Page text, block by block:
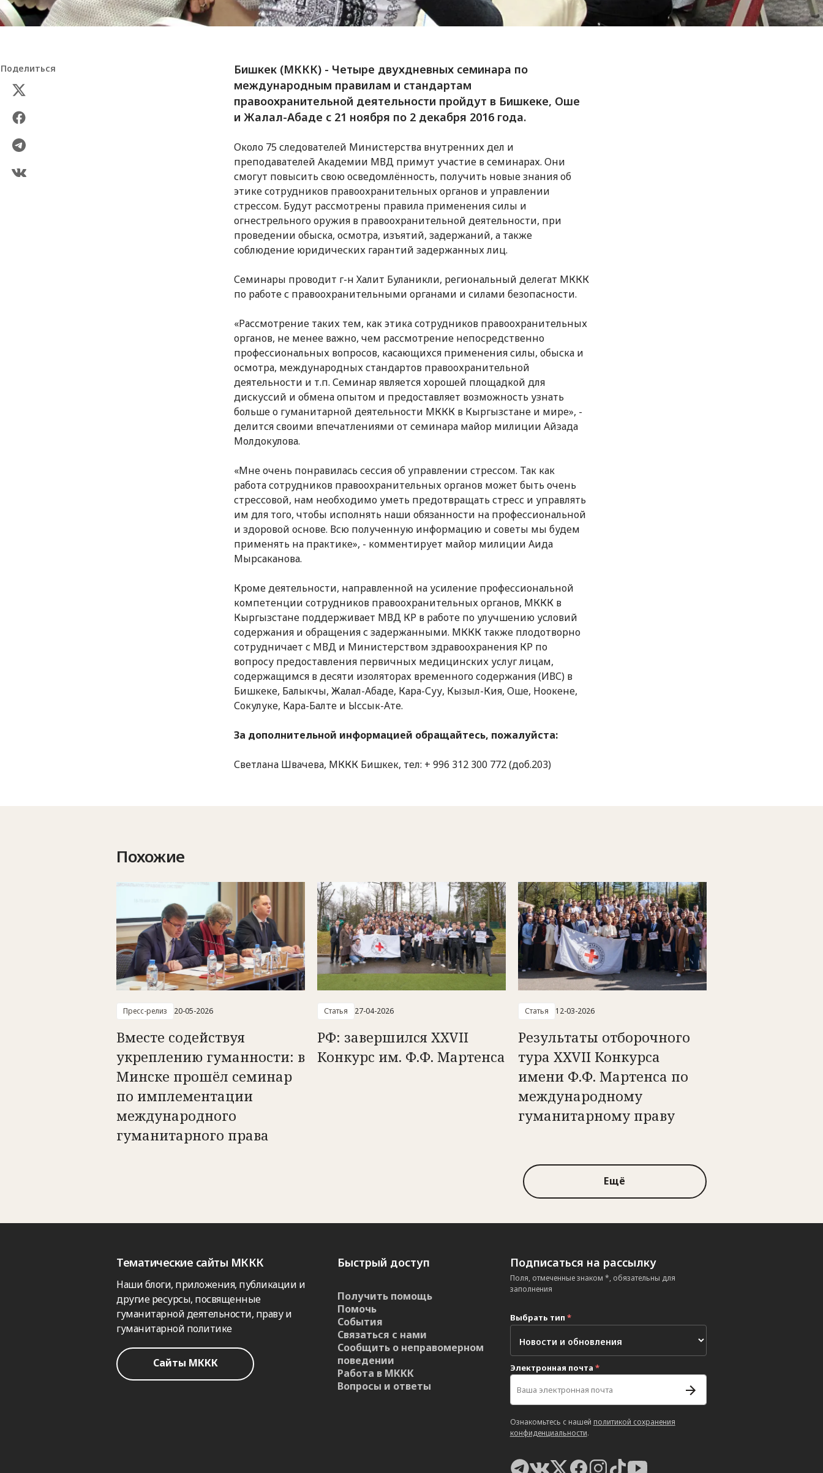
Поделиться
Бишкек (МККК) - Четыре двухдневных семинара по
международным правилам и стандартам
правоохранительной деятельности пройдут в Бишкеке, Оше
и Жалал-Абаде с 21 ноября по 2 декабря 2016 года.
Около 75 следователей Министерства внутренних дел и
преподавателей Академии МВД примут участие в семинарах. Они
смогут повысить свою осведомлённость, получить новые знания об
этике сотрудников правоохранительных органов и управлении
стрессом. Будут рассмотрены правила применения силы и
огнестрельного оружия в правоохранительной деятельности, при
проведении обыска, осмотра, изъятий, задержаний, а также
соблюдение юридических гарантий задержанных лиц.
Семинары проводит г-н Халит Буланикли, региональный делегат МККК
по работе с правоохранительными органами и силами безопасности.
«Рассмотрение таких тем, как этика сотрудников правоохранительных
органов, не менее важно, чем рассмотрение непосредственно
профессиональных вопросов, касающихся применения силы, обыска и
осмотра, международных стандартов правоохранительной
деятельности и т.п. Семинар является хорошей площадкой для
дискуссий и обмена опытом и предоставляет возможность узнать
больше о гуманитарной деятельности МККК в Кыргызстане и мире», -
делится своими впечатлениями от семинара майор милиции Айзада
Молдокулова.
«Мне очень понравилась сессия об управлении стрессом. Так как
работа сотрудников правоохранительных органов может быть очень
стрессовой, нам необходимо уметь предотвращать стресс и управлять
им для того, чтобы исполнять наши обязанности на профессиональной
и здоровой основе. Всю полученную информацию и советы мы будем
применять на практике», - комментирует майор милиции Аида
Мырсаканова.
Кроме деятельности, направленной на усиление профессиональной
компетенции сотрудников правоохранительных органов, МККК в
Кыргызстане поддерживает МВД КР в работе по улучшению условий
содержания и обращения с задержанными. МККК также плодотворно
сотрудничает с МВД и Министерством здравоохранения КР по
вопросу предоставления первичных медицинских услуг лицам,
содержащимся в десяти изоляторах временного содержания (ИВС) в
Бишкеке, Балыкчы, Жалал-Абаде, Кара-Суу, Кызыл-Кия, Оше, Ноокене,
Сокулуке, Кара-Балте и Ыссык-Ате.
За дополнительной информацией обращайтесь, пожалуйста:
Светлана Швачева, МККК Бишкек, тел: + 996 312 300 772 (доб.203)
Похожие
Пресс-релиз 20-05-2026
Вместе содействуя
укреплению гуманности: в
Минске прошёл семинар
по имплементации
международного
гуманитарного права
Статья 27-04-2026
РФ: завершился XXVII
Конкурс им. Ф.Ф. Мартенса
Статья 12-03-2026
Результаты отборочного
тура ХХVII Конкурса
имени Ф.Ф. Мартенса по
международному
гуманитарному праву
Ещё
Тематические сайты МККК
Наши блоги, приложения, публикации и
другие ресурсы, посвященные
гуманитарной деятельности, праву и
гуманитарной политике
Сайты МККК
Быстрый доступ
Получить помощь
Помочь
События
Связаться с нами
Сообщить о неправомерном
поведении
Работа в МККК
Вопросы и ответы
Подписаться на рассылку
Поля, отмеченные знаком *, обязательны для
заполнения
Выбрать тип *
Электронная почта *
Ознакомьтесь с нашей политикой сохранения
конфиденциальности.